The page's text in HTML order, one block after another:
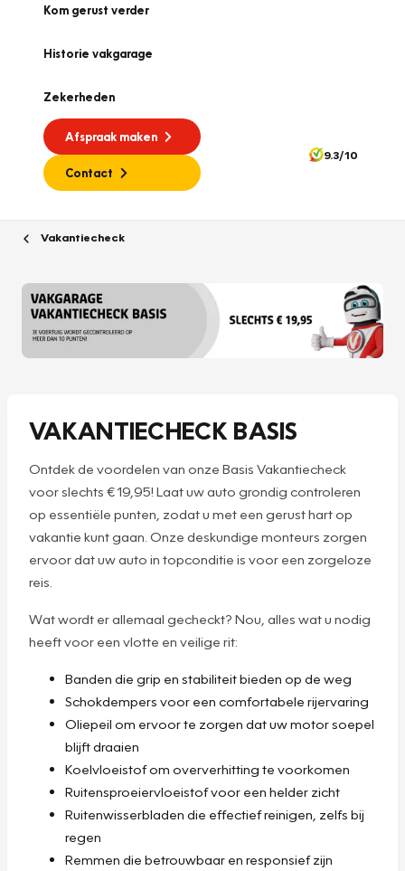
Kom gerust verder
Historie vakgarage
Zekerheden
Afspraak maken
Contact
9.3/10
Vakantiecheck
VAKANTIECHECK BASIS
Ontdek de voordelen van onze Basis Vakantiecheck
voor slechts € 19,95! Laat uw auto grondig controleren
op essentiële punten, zodat u met een gerust hart op
vakantie kunt gaan. Onze deskundige monteurs zorgen
ervoor dat uw auto in topconditie is voor een zorgeloze
reis.
Wat wordt er allemaal gecheckt? Nou, alles wat u nodig
heeft voor een vlotte en veilige rit:
Banden die grip en stabiliteit bieden op de weg
Schokdempers voor een comfortabele rijervaring
Oliepeil om ervoor te zorgen dat uw motor soepel
blijft draaien
Koelvloeistof om oververhitting te voorkomen
Ruitensproeiervloeistof voor een helder zicht
Ruitenwisserbladen die effectief reinigen, zelfs bij
regen
Remmen die betrouwbaar en responsief zijn